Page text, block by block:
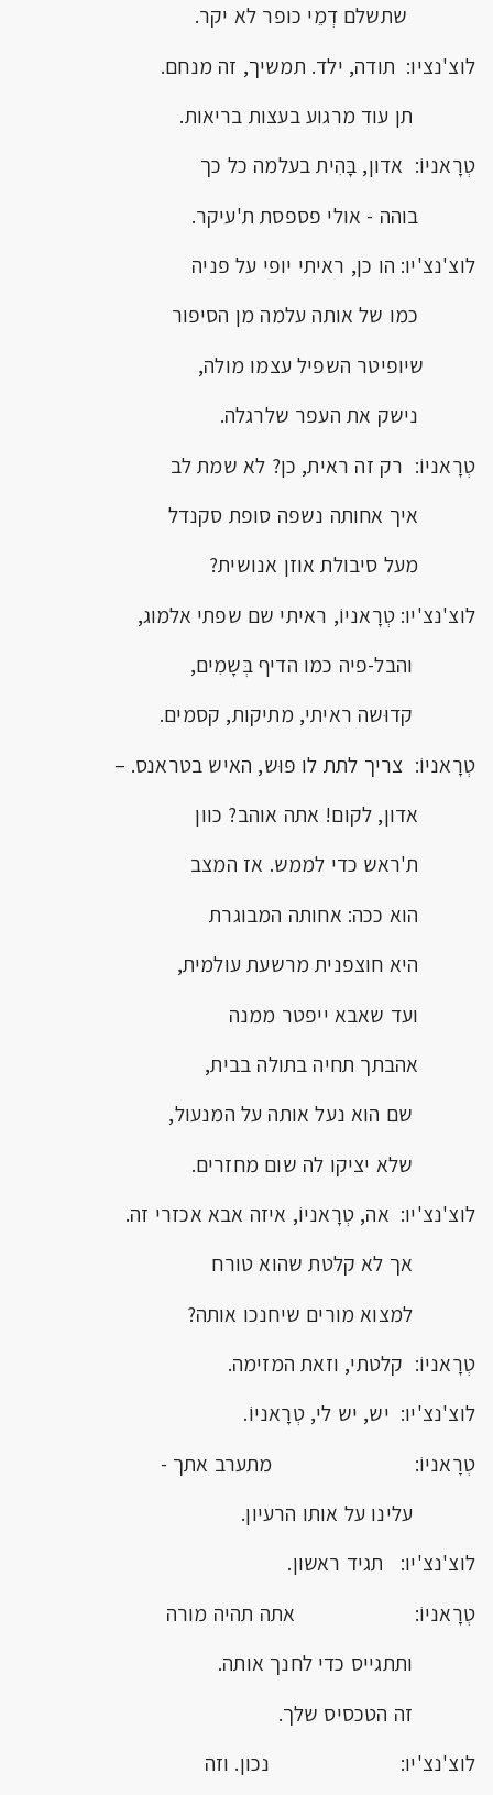
שתשלם דְמֵי כופר לא יקר.
לוצ'נציו: תודה, ילד. תמשיך, זה מנחם.
תן עוד מרגוע בעצות בריאות.
טְרָאניוֹ: אדון, בָּהִית בעלמה כל כך
בוהה - אולי פספסת ת'עיקר.
לוצ'נצ'יו: הו כן, ראיתי יופי על פניה
כמו של אותה עלמה מן הסיפור
שיופיטר השפיל עצמו מולה,
נישק את העפר שלרגלה.
טְרָאניוֹ: רק זה ראית, כן? לא שמת לב
איך אחותה נשפה סופת סקנדל
מעל סיבולת אוזן אנושית?
לוצ'נצ'יו: טְרָאניוֹ, ראיתי שם שפתי אלמוג,
והבל-פיה כמו הדיף בְּשָמִים,
קדוּשה ראיתי, מתיקות, קסמים.
טְרָאניוֹ: צריך לתת לו פּוּש, האיש בטראנס. –
אדון, לקום! אתה אוהב? כוון
ת'ראש כדי לממש. אז המצב
הוא ככה: אחותה המבוגרת
היא חוצפנית מרשעת עולמית,
ועד שאבא ייפטר ממנה
אהבתך תחיה בתולה בבית,
שם הוא נעל אותה על המנעול,
שלא יציקו לה שום מחזרים.
לוצ'נצ'יו: אה, טְרָאניוֹ, איזה אבא אכזרי זה.
אך לא קלטת שהוא טורח
למצוא מורים שיחנכו אותה?
טְרָאניוֹ: קלטתי, וזאת המזימה.
לוצ'נצ'יו: יש, יש לי, טְרָאניוֹ.
טְרָאניוֹ: מתערב אתך -
עלינו על אותו הרעיון.
לוצ'נצ'יו: תגיד ראשון.
טְרָאניוֹ: אתה תהיה מורה
ותתגייס כדי לחנך אותה.
זה הטכסיס שלך.
לוצ'נצ'יו: נכון. וזה